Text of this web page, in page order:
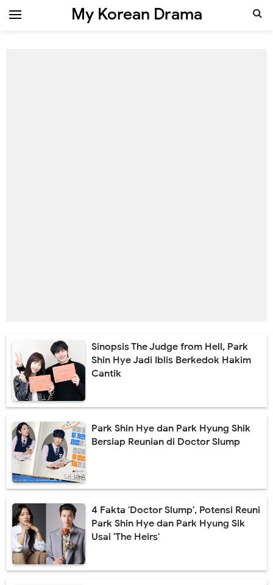
My Korean Drama
Sinopsis The Judge from Hell, Park
Shin Hye Jadi Iblis Berkedok Hakim
Cantik
Park Shin Hye dan Park Hyung Shik
Bersiap Reunian di Doctor Slump
4 Fakta 'Doctor Slump', Potensi Reuni
Park Shin Hye dan Park Hyung Sik
Usai 'The Heirs'